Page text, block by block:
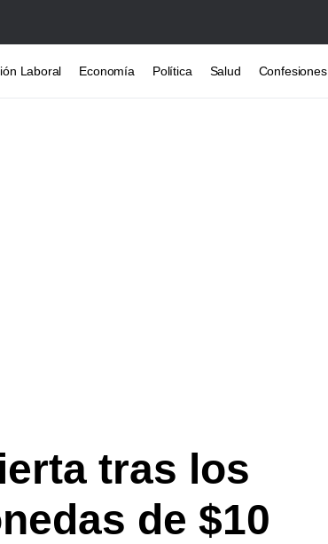
Laboral Economía Política Salud Confesiones
tras los
de $10